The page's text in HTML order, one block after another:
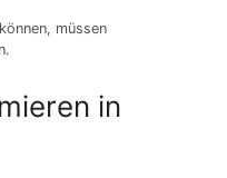
müssen
in